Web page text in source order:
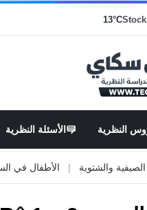
13°C
النظرية الأسئلة النظرية
والشتوية | الأطفال في السيارة